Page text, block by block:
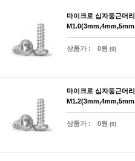
마이크로 십자둥근머
상품가 : 0원 (0)
마이크로 십자둥근머
상품가 : 0원 (0)